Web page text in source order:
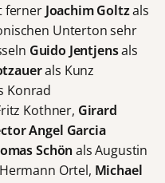
fernerJoachim Goltzals
Unterton sehr
Guido Jentjensals
als Kunz
Konrad
Kothner, Girard
Angel Garcia
Schönals Augustin
Ortel, Michael